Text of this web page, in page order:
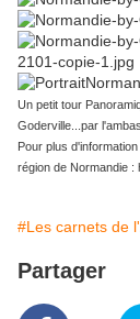
Un petit tour
Goderville...par
Pour plus
région de Normandie :
#Les carnets de
Partager